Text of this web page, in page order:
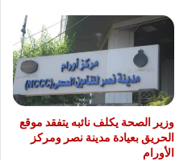
وزير الصحة يكلف نائبه يتفقد موقع
الحريق بعيادة مدينة نصر ومركز
الأورام